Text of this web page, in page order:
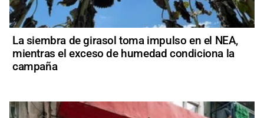
La siembra de girasol toma impulso en el NEA,
mientras el exceso de humedad condiciona la
campaña